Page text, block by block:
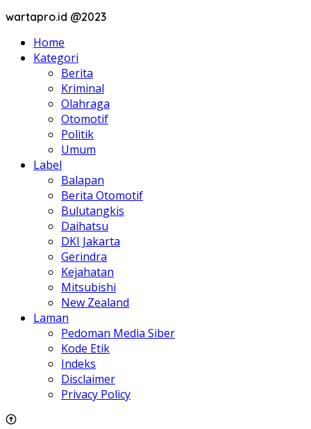
wartapro.id @2023
Home
Kategori
Berita
Kriminal
Olahraga
Otomotif
Politik
Umum
Label
Balapan
Berita Otomotif
Bulutangkis
Daihatsu
DKI Jakarta
Gerindra
Kejahatan
Mitsubishi
New Zealand
Laman
Pedoman Media Siber
Kode Etik
Indeks
Disclaimer
Privacy Policy